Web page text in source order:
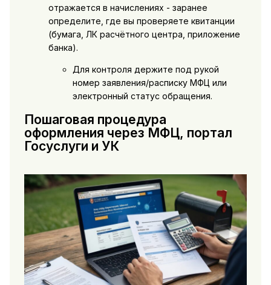
отражается в начислениях - заранее
определите, где вы проверяете квитанции
(бумага, ЛК расчётного центра, приложение
банка).
Для контроля держите под рукой
номер заявления/расписку МФЦ или
электронный статус обращения.
Пошаговая процедура
оформления через МФЦ, портал
Госуслуги и УК